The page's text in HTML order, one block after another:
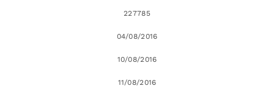
227785
04/08/2016
10/08/2016
11/08/2016